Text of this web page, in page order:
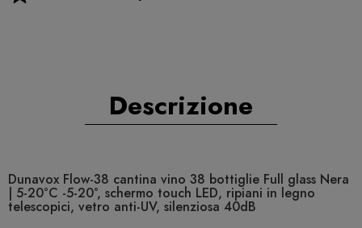
Descrizione
Dunavox Flow-38 cantina vino 38 bottiglie Full glass Nera
| 5-20°C -5-20°, schermo touch LED, ripiani in legno
telescopici, vetro anti-UV, silenziosa 40dB